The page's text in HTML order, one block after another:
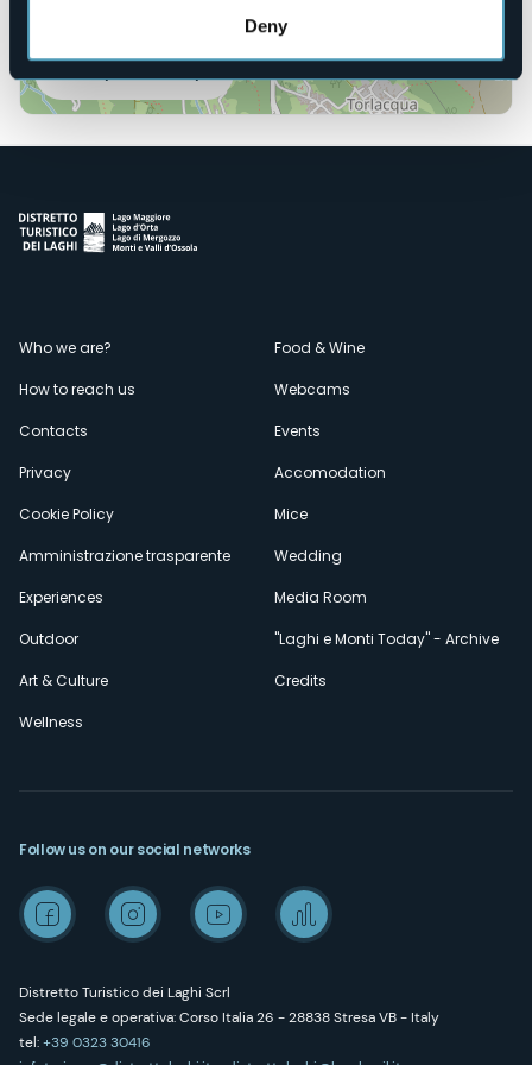
Deny
Menù
secondario
Who we are?
How to reach us
Contacts
Privacy
Cookie Policy
Amministrazione trasparente
Experiences
Outdoor
Art & Culture
Wellness
Food & Wine
Webcams
Events
Accomodation
Mice
Wedding
Media Room
"Laghi e Monti Today" - Archive
Credits
Distretto Turistico dei Laghi Scrl
Sede legale e operativa: Corso Italia 26 - 28838 Stresa VB - Italy
tel:+39 0323 30416
Follow us on our social networks